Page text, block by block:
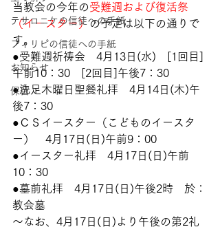
テサロニケの信徒への手紙
フィリピの信徒への手紙
お知らせ
保留
当教会の今年の受難週および復活祭
（イースター）の予定は以下の通りで
す。
●受難週祈祷会　4月13日(水)　[1回目]
午前10：30　[2回目]午後7：30
●洗足木曜日聖餐礼拝　4月14日(木)午
後7：30
●ＣＳイースター（こどものイースタ
ー）　4月17日(日)午前9：00
●イースター礼拝　4月17日(日)午前
10：30
●墓前礼拝　4月17日(日)午後2時　於：
教会墓
～なお、4月17日(日)より午後の第2礼